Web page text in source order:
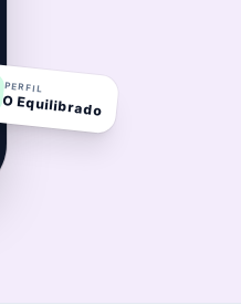
PERFIL
O Equilibrado